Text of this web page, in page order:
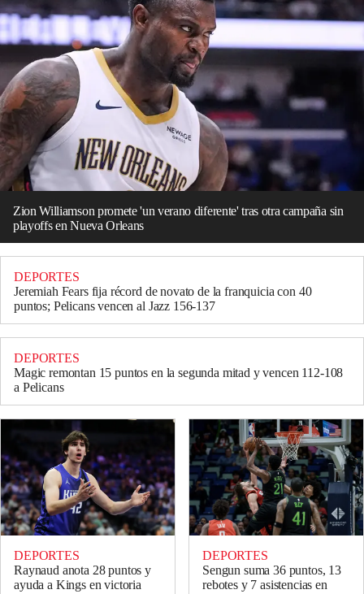
Zion Williamson promete 'un verano diferente' tras otra campaña sin
playoffs en Nueva Orleans
DEPORTES
Jeremiah Fears fija récord de novato de la franquicia con 40
puntos; Pelicans vencen al Jazz 156-137
DEPORTES
Magic remontan 15 puntos en la segunda mitad y vencen 112-108
a Pelicans
DEPORTES
Raynaud anota 28 puntos y
ayuda a Kings en victoria
DEPORTES
Sengun suma 36 puntos, 13
rebotes y 7 asistencias en